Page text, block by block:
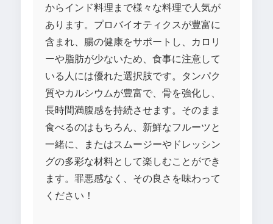
からインド料理まで様々な料理で人気が
あります。プロバイオティクスが豊富に
含まれ、腸の健康をサポートし、カロリ
ーや脂肪が少ないため、食事に注意して
いる人には優れた選択肢です。タンパク
質やカルシウムが豊富で、骨を強化し、
長時間満腹感を持続させます。そのまま
食べるのはもちろん、新鮮なフルーツと
一緒に、またはスムージーやドレッシン
グの多彩な材料として楽しむことができ
ます。罪悪感なく、その良さを味わって
ください！